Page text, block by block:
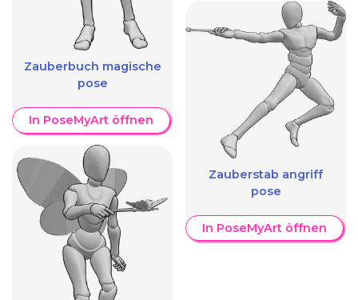
Zauberbuch magische
pose
In PoseMyArt öffnen
Zauberstab angriff
pose
In PoseMyArt öffnen